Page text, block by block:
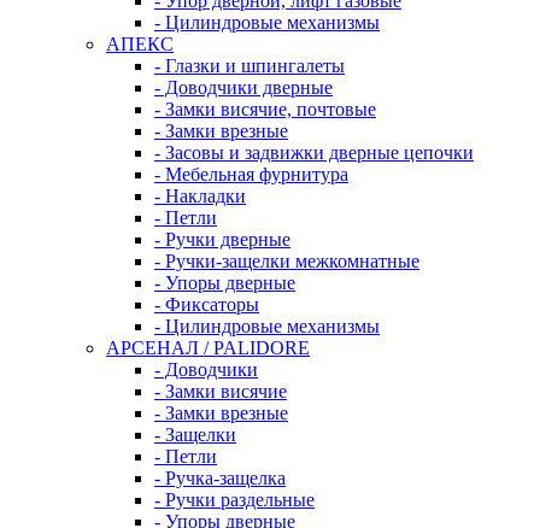
- Цилиндровые механизмы
АПЕКС
- Глазки и шпингалеты
- Доводчики дверные
- Замки висячие, почтовые
- Замки врезные
- Засовы и задвижки дверные цепочки
- Мебельная фурнитура
- Накладки
- Петли
- Ручки дверные
- Ручки-защелки межкомнатные
- Упоры дверные
- Фиксаторы
- Цилиндровые механизмы
АРСЕНАЛ / PALIDORE
- Доводчики
- Замки висячие
- Замки врезные
- Защелки
- Петли
- Ручка-защелка
- Ручки раздельные
- Упоры дверные